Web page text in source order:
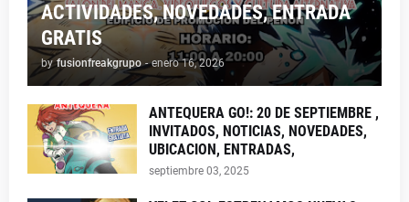
ACTIVIDADES, NOVEDADES, ENTRADA
GRATIS
by fusionfreakgrupo - enero 16, 2026
ANTEQUERA GO!: 20 DE SEPTIEMBRE ,
INVITADOS, NOTICIAS, NOVEDADES,
UBICACION, ENTRADAS,
septiembre 03, 2025